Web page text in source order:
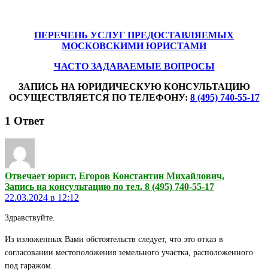
ПЕРЕЧЕНЬ УСЛУГ ПРЕДОСТАВЛЯЕМЫХ
МОСКОВСКИМИ ЮРИСТАМИ
ЧАСТО ЗАДАВАЕМЫЕ ВОПРОСЫ
ЗАПИСЬ НА ЮРИДИЧЕСКУЮ КОНСУЛЬТАЦИЮ
ОСУЩЕСТВЛЯЕТСЯ ПО ТЕЛЕФОНУ: 8 (495) 740-55-17
1 Ответ
Отвечает юрист, Егоров Константин Михайлович,
Запись на консультацию по тел. 8 (495) 740-55-17
22.03.2024 в 12:12
Здравствуйте.
Из изложенных Вами обстоятельств следует, что это отказ в
согласовании местоположения земельного участка, расположенного
под гаражом.